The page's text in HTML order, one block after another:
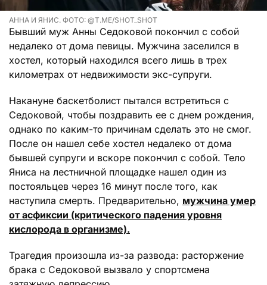
АННА И ЯНИС. ФОТО: @T.ME/SHOT_SHOT
Бывший муж Анны Седоковой покончил с собой
недалеко от дома певицы. Мужчина заселился в
хостел, который находился всего лишь в трех
километрах от недвижимости экс-супруги.
Накануне баскетболист пытался встретиться с
Седоковой, чтобы поздравить ее с днем рождения,
однако по каким-то причинам сделать это не смог.
После он нашел себе хостел недалеко от дома
бывшей супруги и вскоре покончил с собой. Тело
Яниса на лестничной площадке нашел один из
постояльцев через 16 минут после того, как
наступила смерть. Предварительно, мужчина умер
от асфиксии (критического падения уровня
кислорода в организме).
Трагедия произошла из-за развода: расторжение
брака с Седоковой вызвало у спортсмена